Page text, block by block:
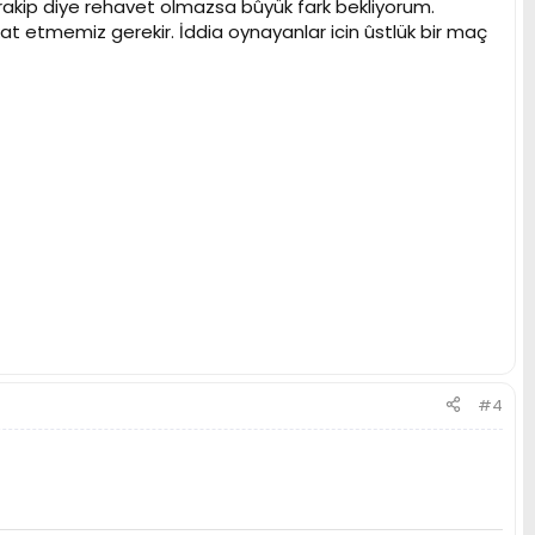
diye rehavet olmazsa bûyük fark bekliyorum.
etmemiz gerekir. İddia oynayanlar icin ûstlük bir maç
#4